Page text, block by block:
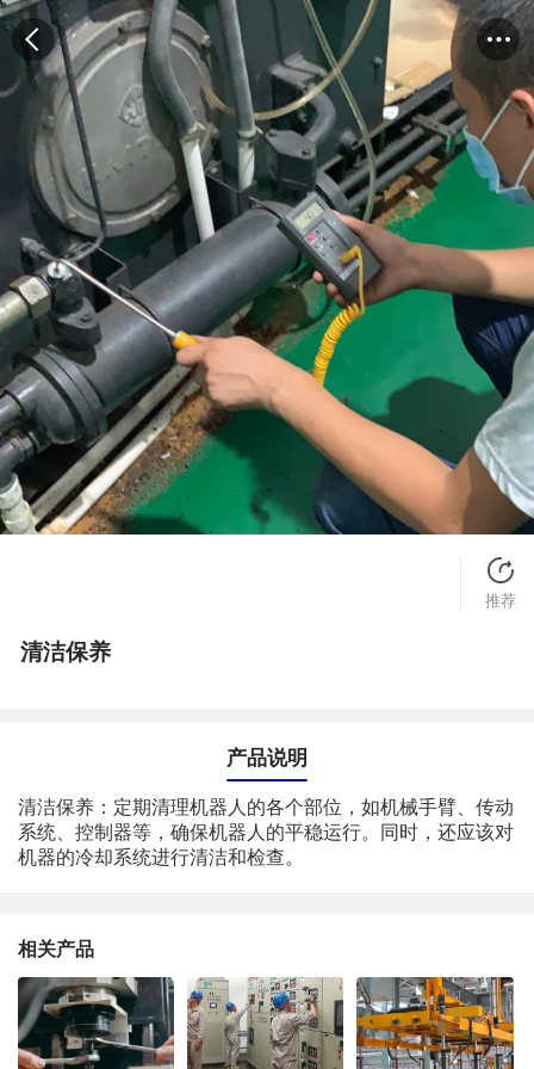
推荐
清洁保养
产品说明
清洁保养：定期清理机器人的各个部位，如机械手臂、传动
系统、控制器等，确保机器人的平稳运行。同时，还应该对
机器的冷却系统进行清洁和检查。
相关产品